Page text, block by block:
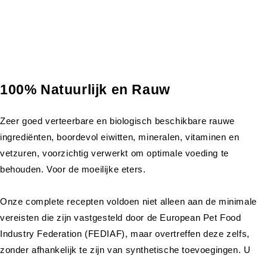
100% Natuurlijk en Rauw
Zeer goed verteerbare en biologisch beschikbare rauwe
ingrediënten, boordevol eiwitten, mineralen, vitaminen en
vetzuren, voorzichtig verwerkt om optimale voeding te
behouden. Voor de moeilijke eters.
Onze complete recepten voldoen niet alleen aan de minimale
vereisten die zijn vastgesteld door de European Pet Food
Industry Federation (FEDIAF), maar overtreffen deze zelfs,
zonder afhankelijk te zijn van synthetische toevoegingen. U